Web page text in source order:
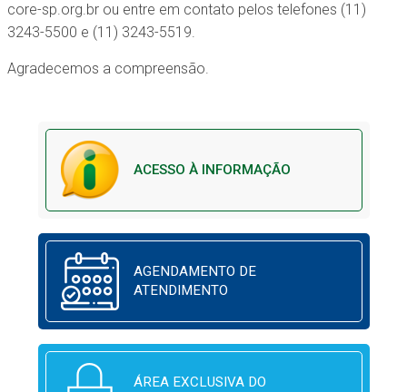
core-sp.org.br ou entre em contato pelos telefones (11)
3243-5500 e (11) 3243-5519.
Agradecemos a compreensão.
ACESSO À INFORMAÇÃO
AGENDAMENTO DE
ATENDIMENTO
ÁREA EXCLUSIVA DO